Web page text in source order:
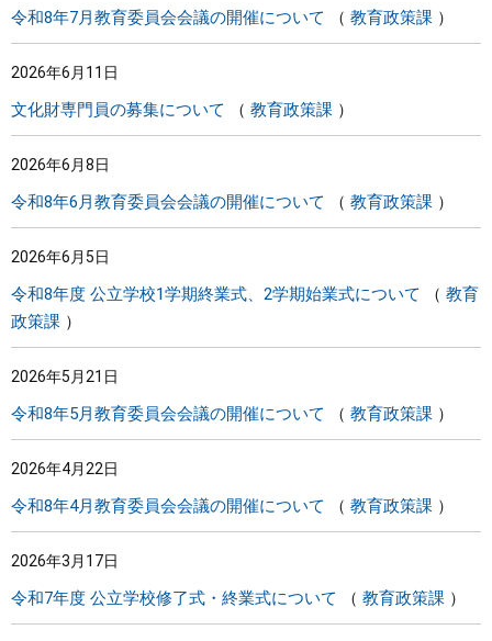
令和8年7月教育委員会会議の開催について 教育政策課
2026年6月11日
文化財専門員の募集について 教育政策課
2026年6月8日
令和8年6月教育委員会会議の開催について 教育政策課
2026年6月5日
令和8年度 公立学校1学期終業式、2学期始業式について
教育
政策課
2026年5月21日
令和8年5月教育委員会会議の開催について 教育政策課
2026年4月22日
令和8年4月教育委員会会議の開催について 教育政策課
2026年3月17日
令和7年度 公立学校修了式・終業式について 教育政策課